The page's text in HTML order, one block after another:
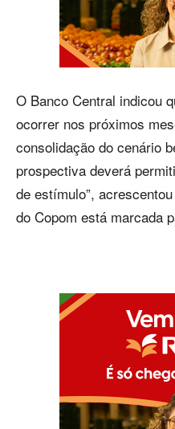
O Banco Central indicou
ocorrer nos próximos
consolidação do cenário
prospectiva deverá
de estímulo”,
do Copom está marcada